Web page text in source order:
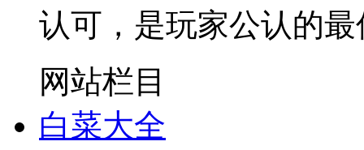
认可，是玩家公认的
网站栏目
白菜大全